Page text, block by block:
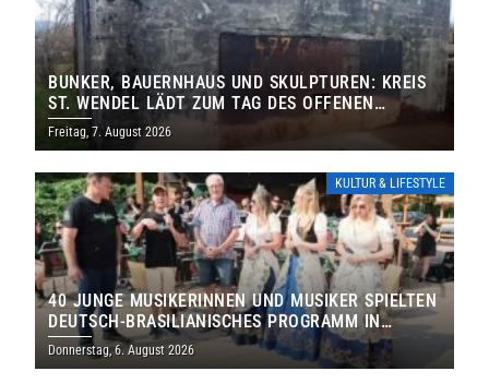
BUNKER, BAUERNHAUS UND SKULPTUREN: KREIS
ST. WENDEL LÄDT ZUM TAG DES OFFENEN
DENKMALS EIN
Freitag, 7. August 2026
KULTUR & LIFESTYLE
40 JUNGE MUSIKERINNEN UND MUSIKER SPIELTEN
DEUTSCH-BRASILIANISCHES PROGRAMM IN
THOLEY
Donnerstag, 6. August 2026